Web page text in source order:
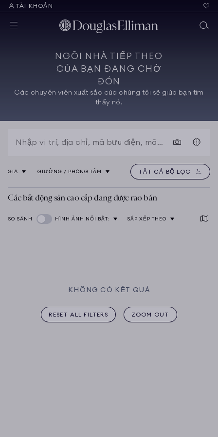
TÀI KHOẢN
NGÔI NHÀ TIẾP THEO
CỦA BẠN ĐANG CHỜ
ĐÓN
Các chuyên viên xuất sắc của chúng tôi sẽ giúp bạn tìm
thấy nó.
GIÁ GIƯỜNG / PHÒNG TẮM TẤT CẢ BỘ LỌC
Các bất động sản cao cấp đang được rao bán
SO SÁNH HÌNH ẢNH NỔI BẬT: SẮP XẾP THEO
KHÔNG CÓ KẾT QUẢ
RESET ALL FILTERS ZOOM OUT